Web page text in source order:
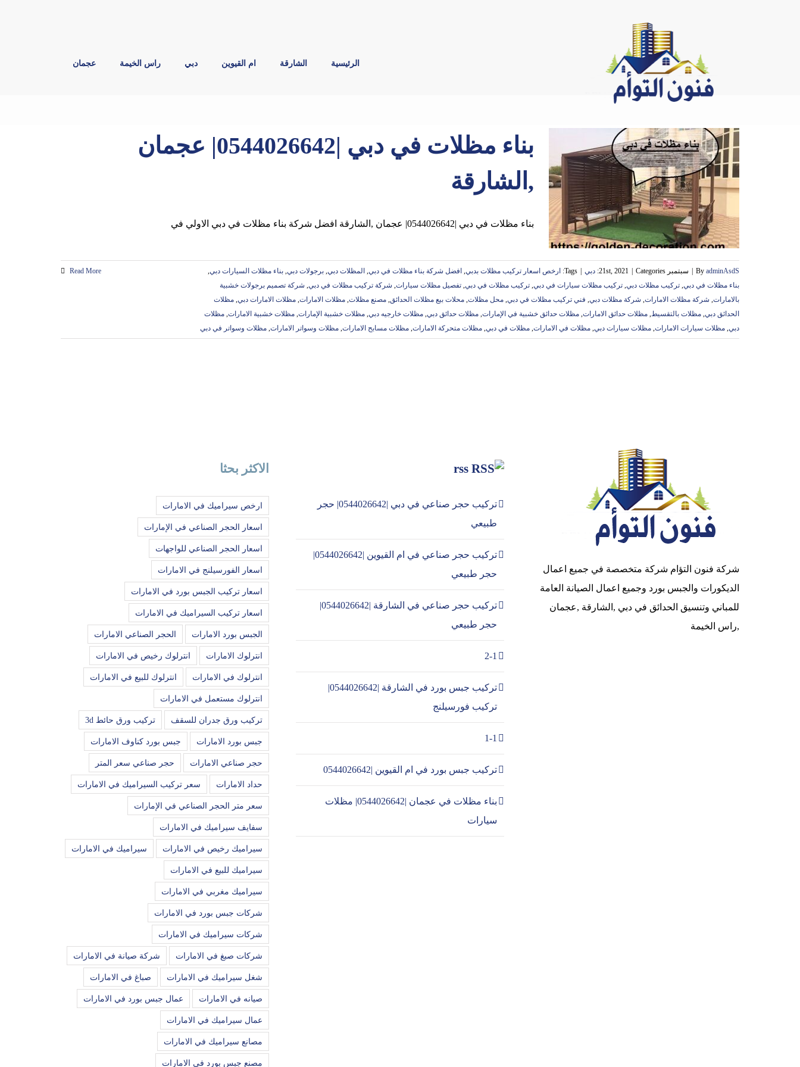
الرئيسية الشارقة ام القيوين دبي راس الخيمة عجمان
بناء مظلات في دبي |0544026642| عجمان
,الشارقة
بناء مظلات في دبي |0544026642| عجمان ,الشارقة افضل شركة بناء مظلات في دبي الاولي في
By adminAsdS سبتمبر 21st, 2021 Categories: دبي Tags: ارخص اسعار تركيب مظلات بدبي, افضل شركة بناء مظلات في دبي, المظلات دبي, برجولات دبي, بناء مظلات السيارات دبي,
بناء مظلات في دبي, تركيب مظلات دبي, تركيب مظلات سيارات في دبي, تركيب مظلات في دبي, تفصيل مظلات سيارات, شركة تركيب مظلات في دبي, شركة تصميم برجولات خشبية
بالامارات, شركة مظلات الامارات, شركة مظلات دبي, فني تركيب مظلات في دبي, محل مظلات, محلات بيع مظلات الحدائق, مصنع مظلات, مظلات الامارات, مظلات الامارات دبي, مظلات
الحدائق دبي, مظلات بالتقسيط, مظلات حدائق الامارات, مظلات حدائق خشبية في الإمارات, مظلات حدائق دبي, مظلات خارجيه دبي, مظلات خشبية الإمارات, مظلات خشبية الامارات, مظلات
دبي, مظلات سيارات الامارات, مظلات سيارات دبي, مظلات في الامارات, مظلات في دبي, مظلات متحركة الامارات, مظلات مسابح الامارات, مظلات وسواتر الامارات, مظلات وسواتر في دبي
Read More
شركة فنون التؤام شركة متخصصة في جميع اعمال
الديكورات والجبس بورد وجميع اعمال الصيانة العامة
للمباني وتنسيق الحدائق في دبي ,الشارقة ,عجمان
,راس الخيمة
rss
تركيب حجر صناعي في دبي |0544026642| حجر
طبيعي
تركيب حجر صناعي في ام القيوين |0544026642|
حجر طبيعي
تركيب حجر صناعي في الشارقة |0544026642|
حجر طبيعي
2-1
تركيب جبس بورد في الشارقة |0544026642|
تركيب فورسيلنج
1-1
تركيب جبس بورد في ام القيوين |0544026642
بناء مظلات في عجمان |0544026642| مظلات
سيارات
الاكثر بحثا
ارخص سيراميك في الامارات
اسعار الحجر الصناعي في الإمارات
اسعار الحجر الصناعي للواجهات
اسعار الفورسيلنج في الامارات
اسعار تركيب الجبس بورد في الامارات
اسعار تركيب السيراميك في الامارات
الجبس بورد الامارات الحجر الصناعي الامارات
انترلوك الامارات انترلوك رخيص في الامارات
انترلوك في الامارات انترلوك للبيع في الامارات
انترلوك مستعمل في الامارات
تركيب ورق جدران للسقف تركيب ورق حائط 3d
جبس بورد الامارات جبس بورد كناوف الامارات
حجر صناعي الامارات حجر صناعي سعر المتر
حداد الامارات سعر تركيب السيراميك في الامارات
سعر متر الحجر الصناعي في الإمارات
سفايف سيراميك في الامارات
سيراميك رخيص في الامارات سيراميك في الامارات
سيراميك للبيع في الامارات
سيراميك مغربي في الامارات
شركات جبس بورد في الامارات
شركات سيراميك في الامارات
شركات صبغ في الامارات شركة صيانة في الامارات
شغل سيراميك في الامارات صباغ في الامارات
صيانه في الامارات عمال جبس بورد في الامارات
عمال سيراميك في الامارات
مصانع سيراميك في الامارات
مصنع جبس بورد في الامارات